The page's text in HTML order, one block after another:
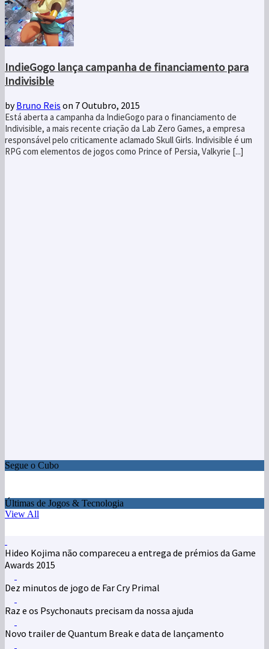
IndieGogo lança campanha de financiamento para
Indivisible
byBruno Reis on 7 Outubro, 2015
Está aberta a campanha da IndieGogo para o financiamento de
Indivisible, a mais recente criação da Lab Zero Games, a empresa
responsável pelo criticamente aclamado Skull Girls. Indivisible é um
RPG com elementos de jogos como Prince of Persia, Valkyrie [...]
Segue o Cubo
Últimas de Jogos & Tecnologia
View All
Hideo Kojima não compareceu a entrega de prémios da Game
Awards 2015
Dez minutos de jogo de Far Cry Primal
Raz e os Psychonauts precisam da nossa ajuda
Novo trailer de Quantum Break e data de lançamento